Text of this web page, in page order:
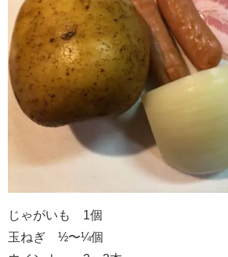
じゃがいも 1個
玉ねぎ ½〜¼個